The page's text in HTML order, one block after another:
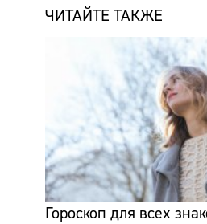
ЧИТАЙТЕ ТАКЖЕ
Гороскоп для всех